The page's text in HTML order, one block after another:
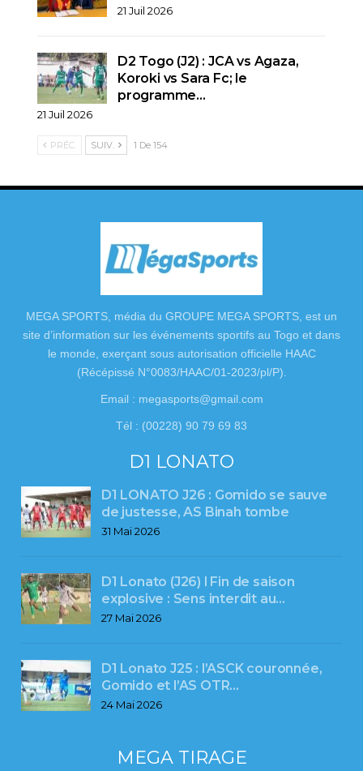
21 Juil 2026
D2 Togo (J2) : JCA vs Agaza,
Koroki vs Sara Fc; le
programme…
21 Juil 2026
PRÉC. SUIV. 1 De 154
MEGA SPORTS, média du GROUPE MEGA SPORTS, est un
site d’information sur les événements sportifs au Togo et dans
le monde, exerçant sous autorisation officielle HAAC
(Récépissé N°0083/HAAC/01-2023/pl/P).
Email : megasports@gmail.com
Tél : (00228) 90 79 69 83
D1 LONATO
D1 LONATO J26 : Gomido se sauve
de justesse, AS Binah tombe
31 Mai 2026
D1 Lonato (J26) l Fin de saison
explosive : Sens interdit au…
27 Mai 2026
D1 Lonato J25 : l’ASCK couronnée,
Gomido et l’AS OTR…
24 Mai 2026
MEGA TIRAGE